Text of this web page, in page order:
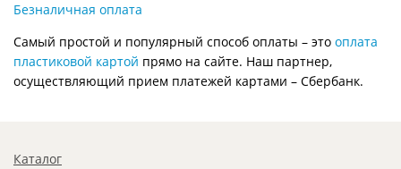
Безналичная оплата
Самый простой и популярный способ оплаты – это оплата
пластиковой картой прямо на сайте. Наш партнер,
осуществляющий прием платежей картами – Сбербанк.
Каталог